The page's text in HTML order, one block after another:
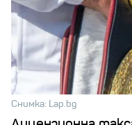
Снимка: Lap.bg